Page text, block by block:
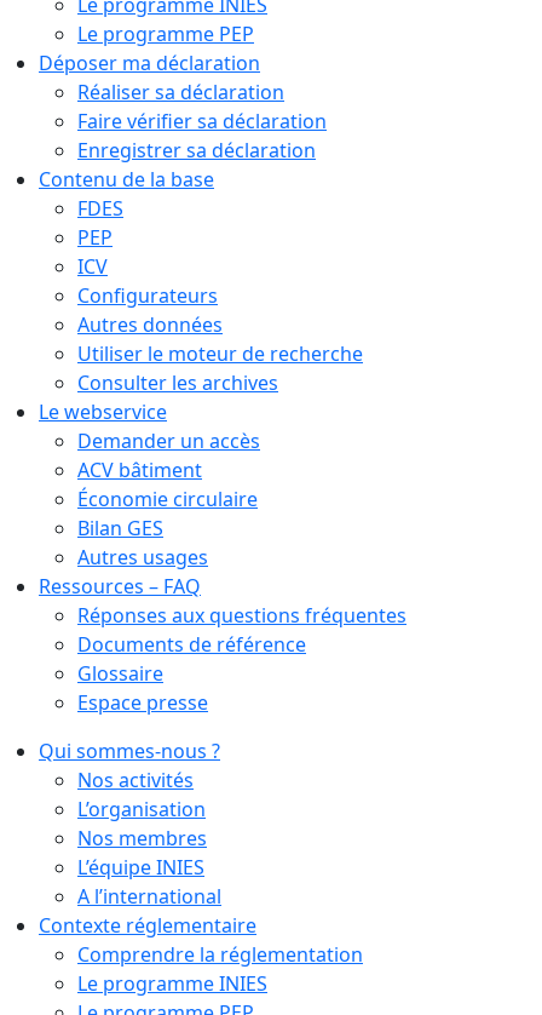
Le programme PEP
Déposer ma déclaration
Réaliser sa déclaration
Faire vérifier sa déclaration
Enregistrer sa déclaration
Contenu de la base
FDES
PEP
ICV
Configurateurs
Autres données
Utiliser le moteur de recherche
Consulter les archives
Le webservice
Demander un accès
ACV bâtiment
Économie circulaire
Bilan GES
Autres usages
Ressources – FAQ
Réponses aux questions fréquentes
Documents de référence
Glossaire
Espace presse
Qui sommes-nous ?
Nos activités
L’organisation
Nos membres
L’équipe INIES
A l’international
Contexte réglementaire
Comprendre la réglementation
Le programme INIES